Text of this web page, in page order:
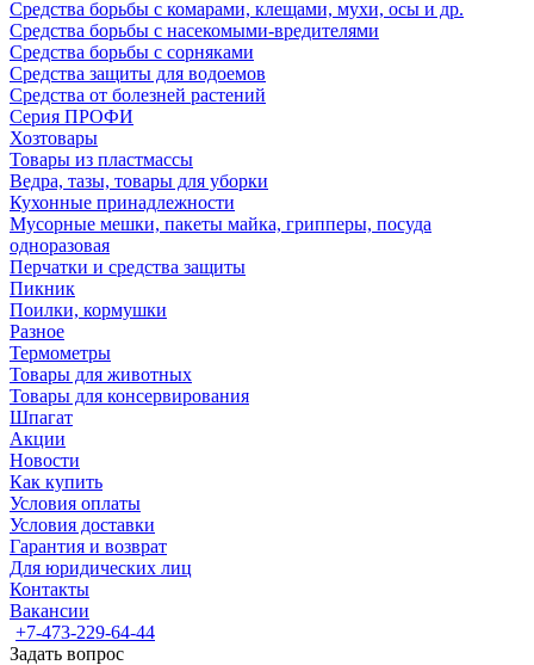
Средства борьбы с комарами, клещами, мухи, осы и др.
Средства борьбы с насекомыми-вредителями
Средства борьбы с сорняками
Средства защиты для водоемов
Средства от болезней растений
Серия ПРОФИ
Хозтовары
Товары из пластмассы
Ведра, тазы, товары для уборки
Кухонные принадлежности
Мусорные мешки, пакеты майка, грипперы, посуда
одноразовая
Перчатки и средства защиты
Пикник
Поилки, кормушки
Разное
Термометры
Товары для животных
Товары для консервирования
Шпагат
Акции
Новости
Как купить
Условия оплаты
Условия доставки
Гарантия и возврат
Для юридических лиц
Контакты
Вакансии
+7-473-229-64-44
Задать вопрос